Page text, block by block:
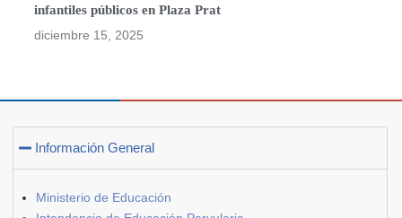
infantiles públicos en Plaza Prat
diciembre 15, 2025
Información General
Ministerio de Educación